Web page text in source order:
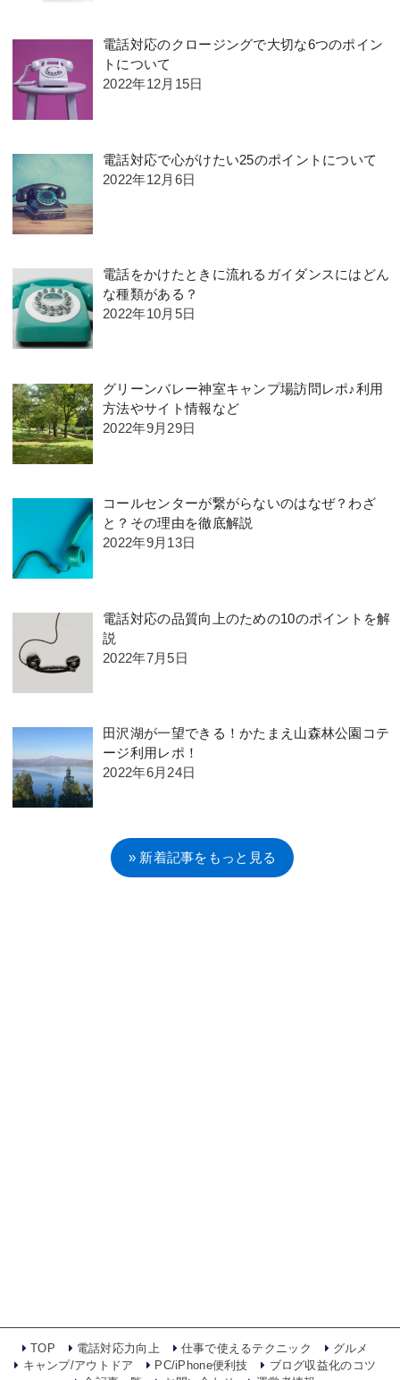
電話対応のクロージングで大切な6つのポイン
トについて
2022年12月15日
電話対応で心がけたい25のポイントについて
2022年12月6日
電話をかけたときに流れるガイダンスにはどん
な種類がある？
2022年10月5日
グリーンバレー神室キャンプ場訪問レポ♪利用
方法やサイト情報など
2022年9月29日
コールセンターが繋がらないのはなぜ？わざ
と？その理由を徹底解説
2022年9月13日
電話対応の品質向上のための10のポイントを解
説
2022年7月5日
田沢湖が一望できる！かたまえ山森林公園コテ
ージ利用レポ！
2022年6月24日
» 新着記事をもっと見る
TOP 電話対応力向上 仕事で使えるテクニック
グルメ
キャンプ/アウトドア
PC/iPhone便利技
ブログ収益化のコツ